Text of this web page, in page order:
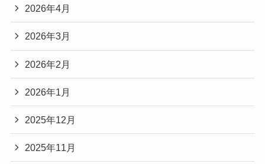
2026年4月
2026年3月
2026年2月
2026年1月
2025年12月
2025年11月